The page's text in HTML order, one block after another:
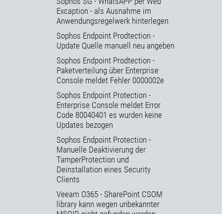
Excaption - als Ausnahme im
Anwendungsregelwerk hinterlegen
Sophos Endpoint Prodtection -
Update Quelle manuell neu angeben
Sophos Endpoint Prodtection -
Paketverteilung über Enterprise
Console meldet Fehler 0000002e
Sophos Endpoint Protection -
Enterprise Console meldet Error
Code 80040401 es wurden keine
Updates bezogen
Sophos Endpoint Protection -
Manuelle Deaktivierung der
TamperProtection und
Deinstallation eines Security
Clients
Veeam O365 - SharePoint CSOM
library kann wegen unbekannter